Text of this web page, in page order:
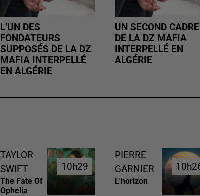
L’UN DES
FONDATEURS
SUPPOSÉS DE LA DZ
MAFIA INTERPELLÉ
EN ALGÉRIE
UN SECOND CADRE
DE LA DZ MAFIA
INTERPELLÉ EN
ALGÉRIE
TAYLOR
SWIFT
The Fate Of
Ophelia
10h29
10h29
PIERRE
GARNIER
L'horizon